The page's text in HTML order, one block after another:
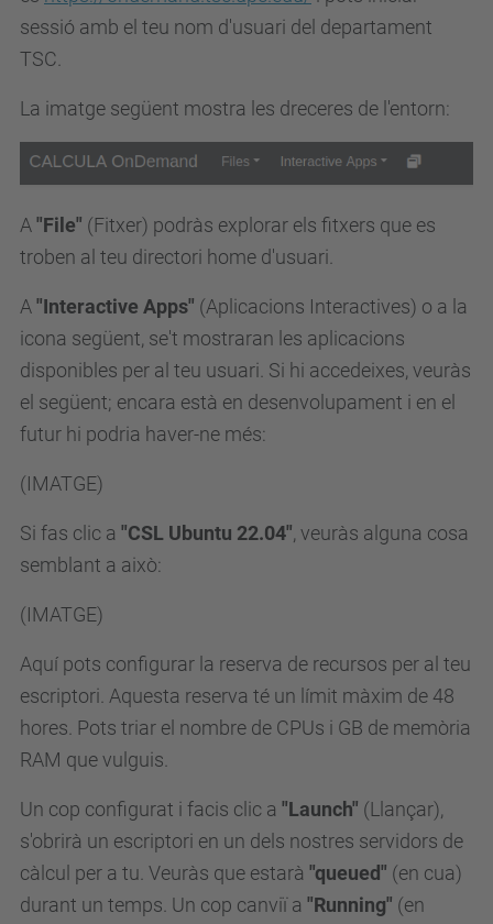
sessió amb el teu nom d'usuari del departament
TSC.
La imatge següent mostra les dreceres de l'entorn:
A"File" (Fitxer) podràs explorar els fitxers que es
troben al teu directori home d'usuari.
A"Interactive Apps" (Aplicacions Interactives) o a la
icona següent, se't mostraran les aplicacions
disponibles per al teu usuari. Si hi accedeixes, veuràs
el següent; encara està en desenvolupament i en el
futur hi podria haver-ne més:
(IMATGE)
Si fas clic a "CSL Ubuntu 22.04", veuràs alguna cosa
semblant a això:
(IMATGE)
Aquí pots configurar la reserva de recursos per al teu
escriptori. Aquesta reserva té un límit màxim de 48
hores. Pots triar el nombre de CPUs i GB de memòria
RAM que vulguis.
Un cop configurat i facis clic a "Launch" (Llançar),
s'obrirà un escriptori en un dels nostres servidors de
càlcul per a tu. Veuràs que estarà "queued" (en cua)
durant un temps. Un cop canviï a "Running" (en